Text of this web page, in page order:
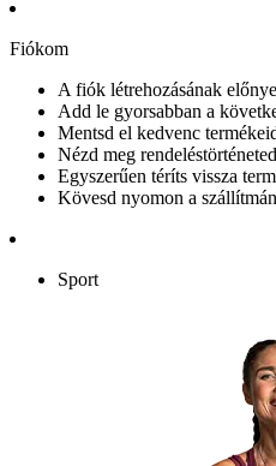
Fiókom
A fiók létrehozásának
Add le gyorsabban a
Mentsd el kedvenc
Nézd meg rendeléstörténeted
Egyszerűen téríts vissza
Kövesd nyomon a
Sport